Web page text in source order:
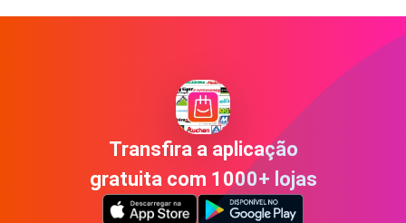
Transfira a aplicação
gratuita com 1000+ lojas